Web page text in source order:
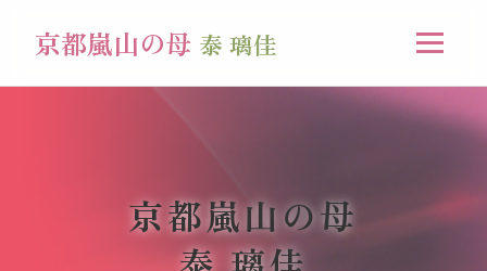
京都嵐山の母 泰 璃佳
京都嵐山の母